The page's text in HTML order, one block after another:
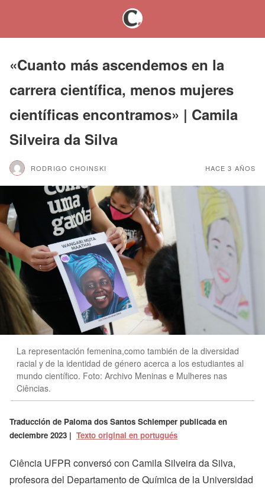
«Cuanto más ascendemos en la
carrera científica, menos mujeres
científicas encontramos» | Camila
Silveira da Silva
RODRIGO CHOINSKI HACE 3 AÑOS
La representación femenina,como también de la diversidad
racial y de la identidad de género acerca a los estudiantes al
mundo científico. Foto: Archivo Meninas e Mulheres nas
Ciências.
Traducción de Paloma dos Santos Schlemper publicada en
deciembre 2023 | Texto original en portugués
Ciência UFPR conversó con Camila Silveira da Silva,
profesora del Departamento de Química de la Universidad